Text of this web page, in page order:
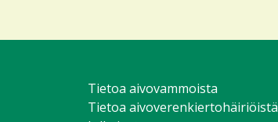
Tietoa aivovammoista
Tietoa aivoverenkiertohäiriöistä